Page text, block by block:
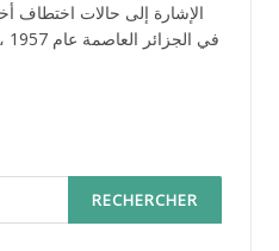
الإشارة إلى حالات